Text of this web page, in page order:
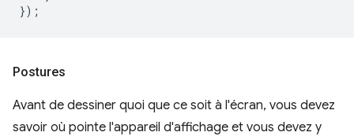
});
Postures
Avant de dessiner quoi que ce soit à l'écran, vous devez
savoir où pointe l'appareil d'affichage et vous devez y